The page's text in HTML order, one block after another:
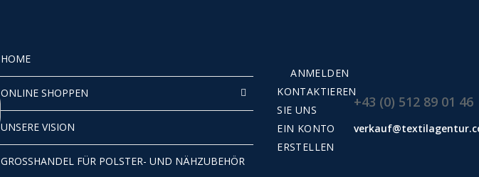
HOME
ONLINE SHOPPEN
UNSERE VISION
GROSSHANDEL FÜR POLSTER- UND NÄHZUBEHÖR
ANMELDEN
KONTAKTIEREN
SIE UNS
EIN KONTO
ERSTELLEN
+43 (0) 512 89 01 46